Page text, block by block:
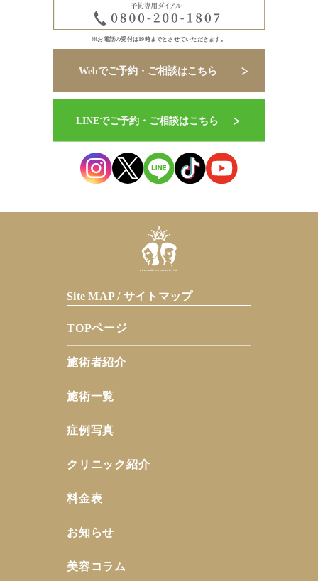
※お電話の受付は19時までとさせていただきます。
Site MAP / サイトマップ
TOPページ
施術者紹介
施術一覧
症例写真
クリニック紹介
料金表
お知らせ
美容コラム